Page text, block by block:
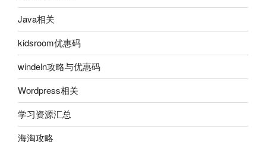
Java相关
kidsroom优惠码
windeln攻略与优惠码
Wordpress相关
学习资源汇总
海淘攻略